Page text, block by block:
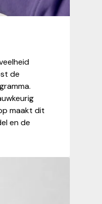
de
maakt dit
en de